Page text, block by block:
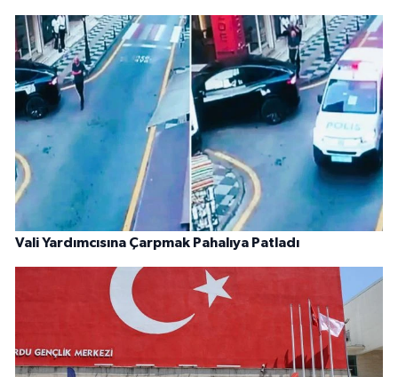
Vali Yardımcısına Çarpmak Pahalıya Patladı